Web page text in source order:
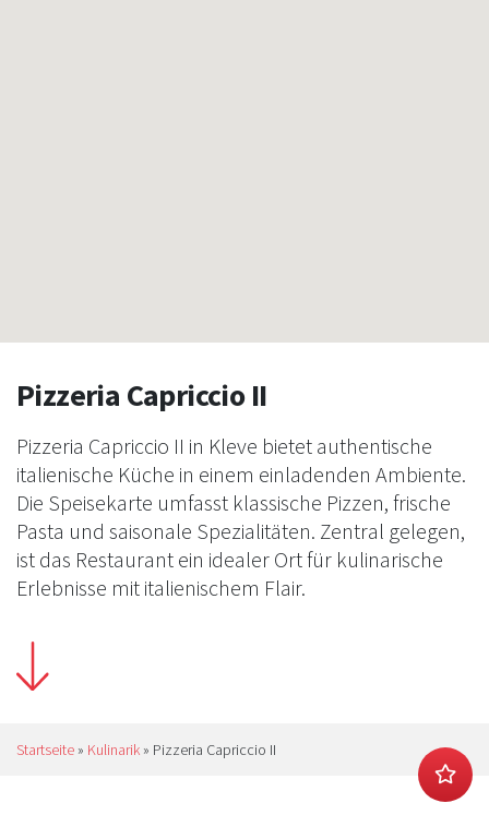
Pizzeria Capriccio II
Pizzeria Capriccio II in Kleve bietet authentische
italienische Küche in einem einladenden Ambiente.
Die Speisekarte umfasst klassische Pizzen, frische
Pasta und saisonale Spezialitäten. Zentral gelegen,
ist das Restaurant ein idealer Ort für kulinarische
Erlebnisse mit italienischem Flair.
Startseite » Kulinarik » Pizzeria Capriccio II